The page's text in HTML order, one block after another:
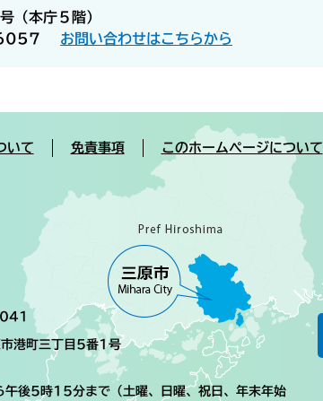
（本庁５階）
お問い合わせはこちらから
いて 免責事項 このホームページについて
町三丁目5番1号
後5時15分まで（土曜、日曜、祝日、年末年始